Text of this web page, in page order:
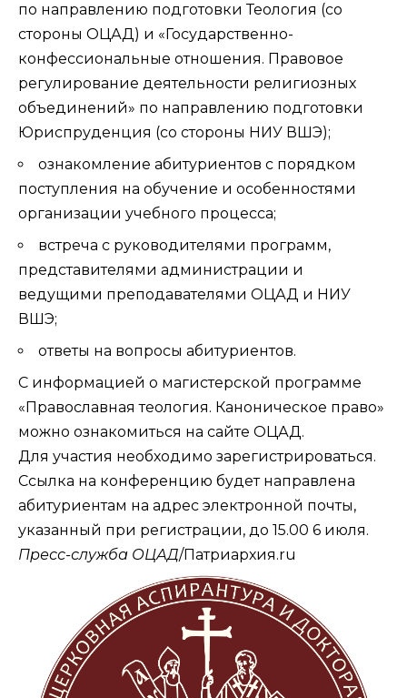
по направлению подготовки Теология (со
стороны ОЦАД) и «Государственно-
конфессиональные отношения. Правовое
регулирование деятельности религиозных
объединений» по направлению подготовки
Юриспруденция (со стороны НИУ ВШЭ);
ознакомление абитуриентов с порядком
поступления на обучение и особенностями
организации учебного процесса;
встреча с руководителями программ,
представителями администрации и
ведущими преподавателями ОЦАД и НИУ
ВШЭ;
ответы на вопросы абитуриентов.
С информацией о магистерской программе
«Православная теология. Каноническое право»
можно ознакомиться на сайте ОЦАД.
Для участия необходимо зарегистрироваться.
Ссылка на конференцию будет направлена
абитуриентам на адрес электронной почты,
указанный при регистрации, до 15.00 6 июля.
Пресс-служба ОЦАД/Патриархия.ru